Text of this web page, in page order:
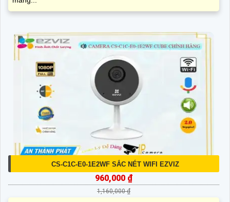
CS-C1C-E0-1E2WF SẮC NÉT WIFI EZVIZ
960,000 ₫
1,160,000 ₫